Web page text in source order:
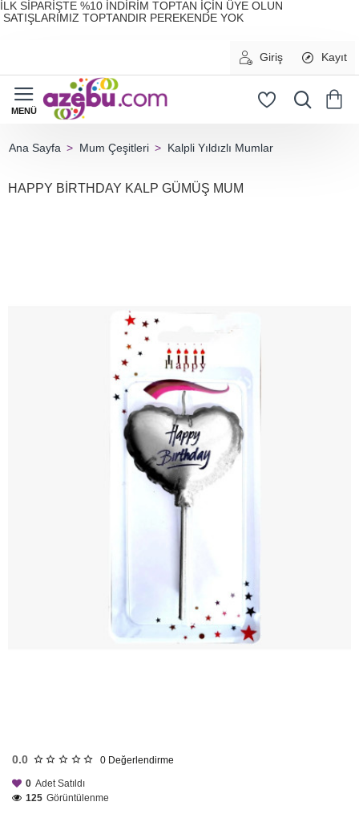
İLK SİPARİŞTE %10 İNDİRİM TOPTAN İÇİN ÜYE OLUN
SATIŞLARIMIZ TOPTANDIR PEREKENDE YOK
Giriş Kayıt
Mum Çeşitleri Kalpli Yıldızlı Mumlar
HAPPY BİRTHDAY KALP GÜMÜŞ MUM
0.0 0 Değerlendirme
0 Adet Satıldı
125 Görüntülenme